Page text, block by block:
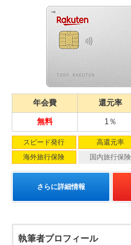
年会費 還元率
無料 1％
スピード発行 高還元率
海外旅行保険
国内旅行保険
さらに詳細情報
執筆者プロフィール